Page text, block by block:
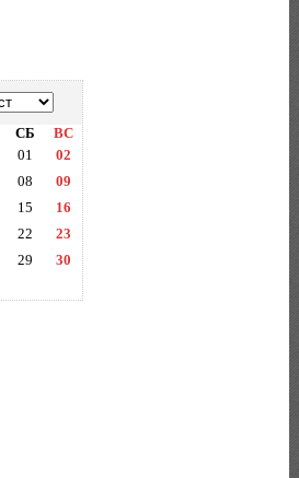
СБ
ВС
01
02
08
09
15
16
22
23
29
30